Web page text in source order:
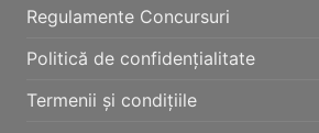
Regulamente Concursuri
Politică de confidențialitate
Termenii și condițiile